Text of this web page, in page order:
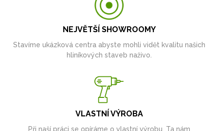
NEJVĚTŠÍ SHOWROOMY
Stavíme ukázková centra abyste mohli vidět kvalitu našich
hliníkových staveb naživo.
VLASTNÍ VÝROBA
Při naší práci se opíráme o vlastní výrobu. Ta nám